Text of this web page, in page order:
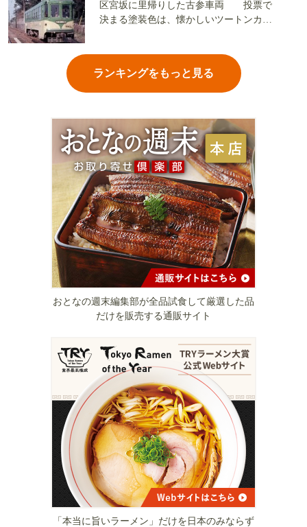
区宮坂に里帰りした古参車両 投票で
決まる塗装色は、懐かしいツートンカラ
ランキングをもっと見る
おとなの週末編集部が全品試食して厳選した品
だけを販売する通販サイト
「本当に旨いラーメン」だけを日本のみならず